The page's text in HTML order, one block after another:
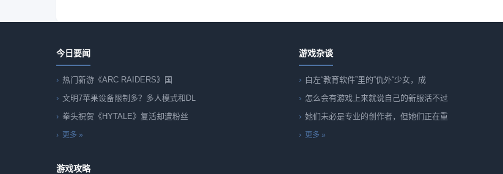
今日要闻
热门新游《ARC RAIDERS》国
文明7苹果设备限制多？多人模式和DL
拳头祝贺《HYTALE》复活却遭粉丝
更多 »
游戏杂谈
白左“教育软件”里的“仇外“少女，成
怎么会有游戏上来就说自己的新服活不过
她们未必是专业的创作者，但她们正在重
更多 »
游戏攻略